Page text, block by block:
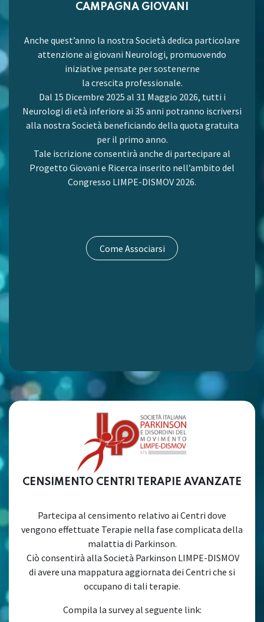
CAMPAGNA GIOVANI
Anche quest’anno la nostra Società dedica particolare
attenzione ai giovani Neurologi, promuovendo
iniziative pensate per sostenerne
la crescita professionale.
Dal 15 Dicembre 2025 al 31 Maggio 2026, tutti i
Neurologi di età inferiore ai 35 anni potranno iscriversi
alla nostra Società beneficiando della quota gratuita
per il primo anno.
Tale iscrizione consentirà anche di partecipare al
Progetto Giovani e Ricerca inserito nell’ambito del
Congresso LIMPE-DISMOV 2026.
Come Associarsi
CENSIMENTO CENTRI TERAPIE AVANZATE
Partecipa al censimento relativo ai Centri dove
vengono effettuate Terapie nella fase complicata della
malattia di Parkinson.
Ciò consentirà alla Società Parkinson LIMPE-DISMOV
di avere una mappatura aggiornata dei Centri che si
occupano di tali terapie.
Compila la survey al seguente link: